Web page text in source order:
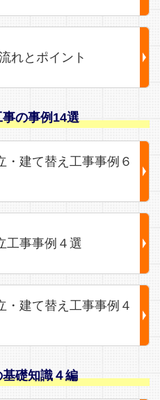
れとポイント
の事例14選
・建て替え工事事例６
工事事例４選
・建て替え工事事例４
礎知識４編